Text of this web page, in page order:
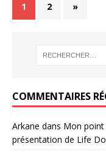
1 2 »
COMMENTAIRES
Arkane dans Mon
présentation de Life